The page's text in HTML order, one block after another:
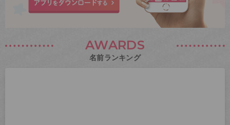
AWARDS
名前ランキング